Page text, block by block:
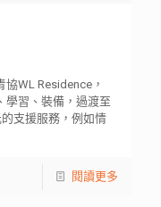
WL Residence，
學習、裝備，過渡至
支援服務，例如情
閱讀更多